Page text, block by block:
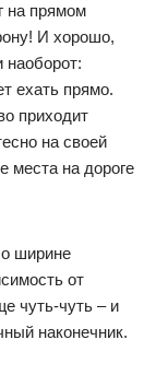
на прямом
И хорошо,
наоборот:
ехать прямо.
приходит
на своей
места на дороге
ширине
от
чуть-чуть – и
наконечник.